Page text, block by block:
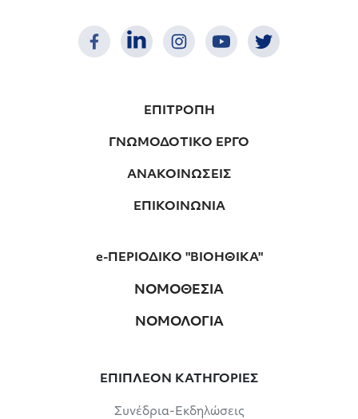
ΕΠΙΤΡΟΠΗ
ΓΝΩΜΟΔΟΤΙΚΟ ΕΡΓΟ
ΑΝΑΚΟΙΝΩΣΕΙΣ
ΕΠΙΚΟΙΝΩΝΙΑ
e-ΠΕΡΙΟΔΙΚΟ "ΒΙΟΗΘΙΚΑ"
ΝΟΜΟΘΕΣΙΑ
ΝΟΜΟΛΟΓΙΑ
ΕΠΙΠΛΕΟΝ ΚΑΤΗΓΟΡΙΕΣ
Συνέδρια-Εκδηλώσεις